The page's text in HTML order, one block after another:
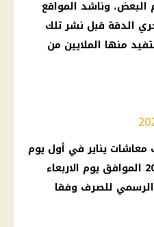
البعض، وناشد المواقع
الدقة قبل نشر تلك
منها الملايين من
معاشات ينايرفي أول يوم
بالسنة الميلادية الجديدة 2025 الموافق يوم الاربعاء
الرسمي للصرف وفقا